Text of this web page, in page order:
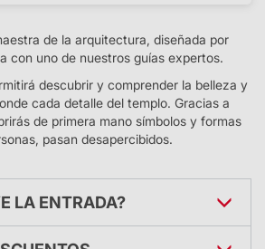
de la arquitectura, diseñada por
con uno de nuestros guías expertos.
descubrir y comprender la belleza y
cada detalle del templo. Gracias a
de primera mano símbolos y formas
pasan desapercibidos.
LA ENTRADA?